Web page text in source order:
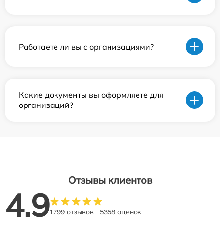
Работаете ли вы с организациями?
Какие документы вы оформляете для
организаций?
Отзывы клиентов
4.91799 отзывов 5358 оценок